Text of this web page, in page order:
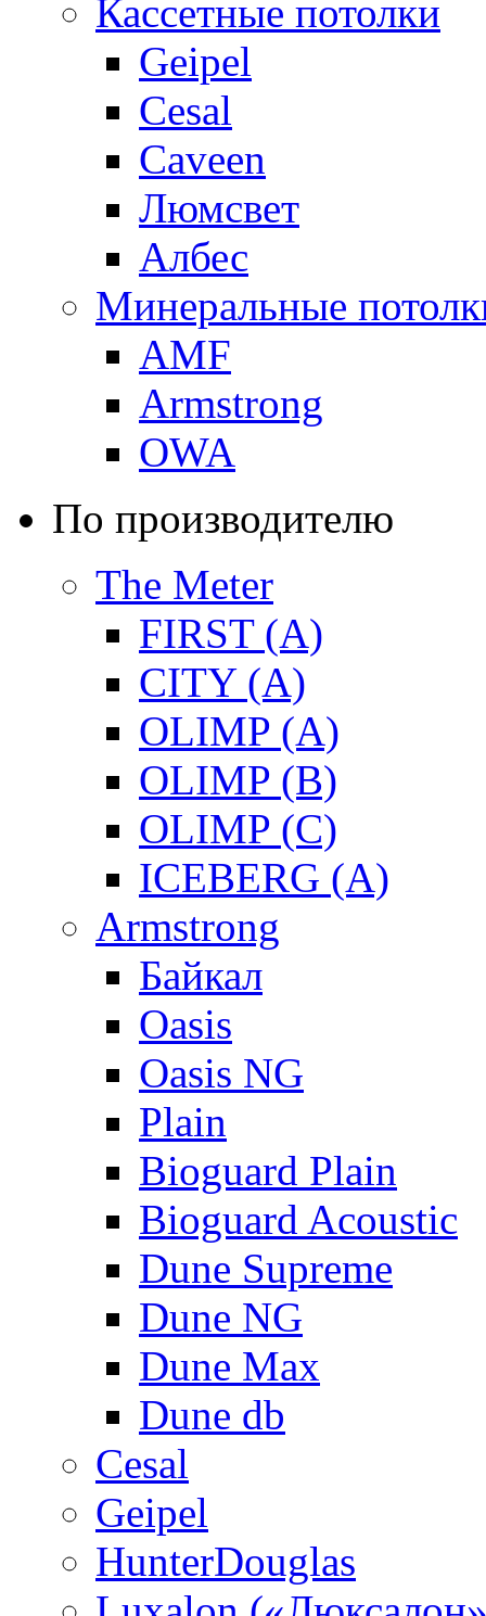
Кассетные потолки
Geipel
Cesal
Caveen
Люмсвет
Албес
Минеральные
AMF
Armstrong
OWA
По производителю
The Meter
FIRST (A)
CITY (A)
OLIMP (A)
OLIMP (B)
OLIMP (C)
ICEBERG (A)
Armstrong
Байкал
Oasis
Oasis NG
Plain
Bioguard Plain
Bioguard Acoustic
Dune Supreme
Dune NG
Dune Max
Dune db
Cesal
Geipel
HunterDouglas